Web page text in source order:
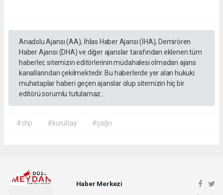
Anadolu Ajansı (AA), İhlas Haber Ajansı (İHA), Demirören
Haber Ajansı (DHA) ve diğer ajanslar tarafından eklenen tüm
haberler, sitemizin editörlerinin müdahalesi olmadan ajans
kanallarından çekilmektedir. Bu haberlerde yer alan hukuki
muhataplar haberi geçen ajanslar olup sitemizin hiç bir
editörü sorumlu tutulamaz...
#chp #kurultay #çağrı
Haber Merkezi